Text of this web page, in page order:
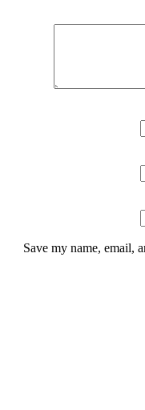
Save my name, email,